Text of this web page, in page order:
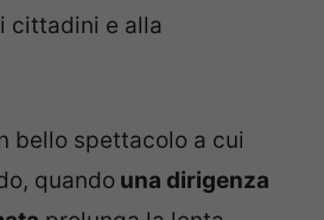
cittadini e alla
bello spettacolo a cui
quando una dirigenza